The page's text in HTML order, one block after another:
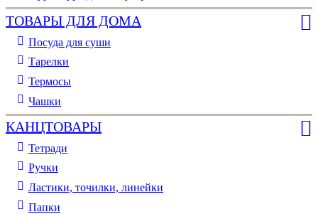
ТОВАРЫ ДЛЯ ДОМА
Посуда для суши
Тарелки
Термосы
Чашки
КАНЦТОВАРЫ
Тетради
Ручки
Ластики, точилки, линейки
Папки